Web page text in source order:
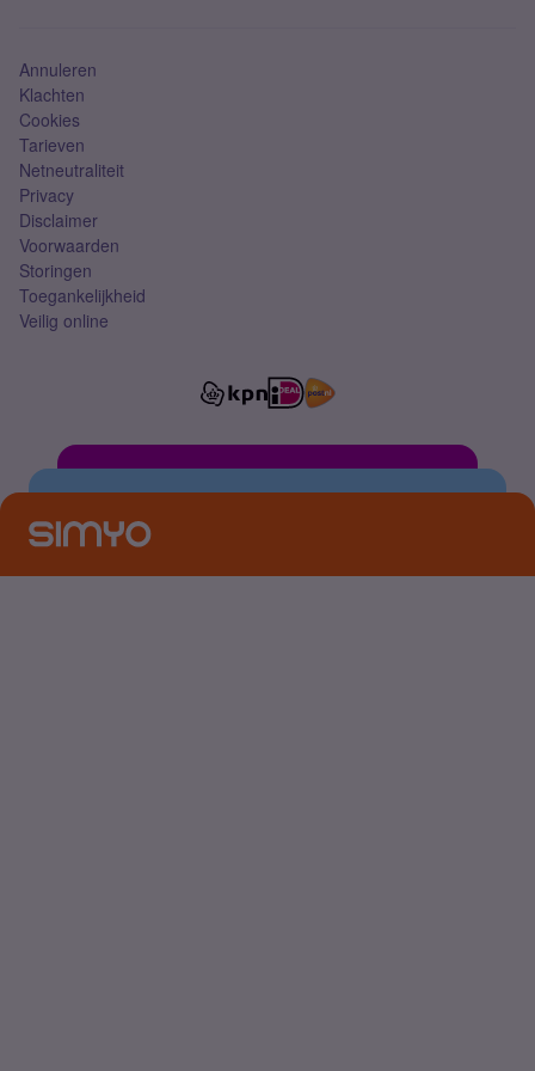
Annuleren
Klachten
Cookies
Tarieven
Netneutraliteit
Privacy
Disclaimer
Voorwaarden
Storingen
Toegankelijkheid
Veilig online